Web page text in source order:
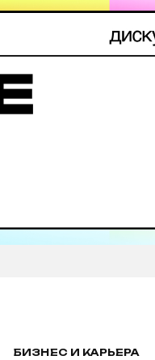
БИЗНЕС И КАРЬЕРА